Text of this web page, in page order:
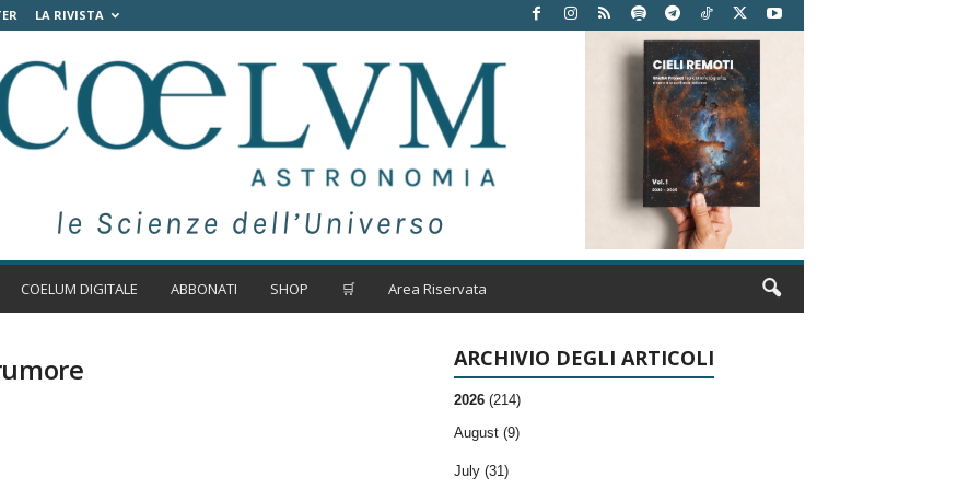
LA RIVISTA
COELUM DIGITALE ABBONATI SHOP 🛒 Area Riservata
ARCHIVIO DEGLI ARTICOLI
2026 (214)
August (9)
July (31)